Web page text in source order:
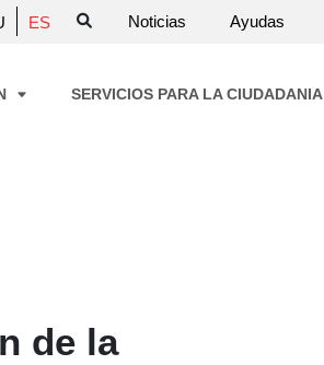
ES Noticias Ayudas
SERVICIOS PARA LA CIUDADANIA
de la